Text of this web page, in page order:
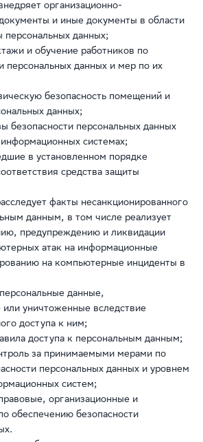
организационно-
и иные документы в области
персональных данных;
и обучение работников по
персональных данных и мер по их
безопасность помещений и
данных;
безопасности персональных данных
системах;
в установленном порядке
средства защиты
факты несанкционированного
данным, в том числе реализует
предупреждению и ликвидации
атак на информационные
на компьютерные инциденты в
данные,
уничтоженные вследствие
доступа к ним;
доступа к персональным данным;
за принимаемыми мерами по
персональных данных и уровнем
систем;
организационные и
обеспечению безопасности